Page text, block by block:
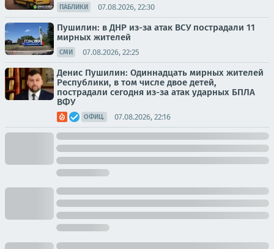
ПАБЛИКИ 07.08.2026, 22:30
Пушилин: в ДНР из-за атак ВСУ пострадали 11
мирных жителей
СМИ 07.08.2026, 22:25
Денис Пушилин: Одиннадцать мирных жителей
Республики, в том числе двое детей,
пострадали сегодня из-за атак ударных БПЛА
ВФУ
ОФИЦ. 07.08.2026, 22:16